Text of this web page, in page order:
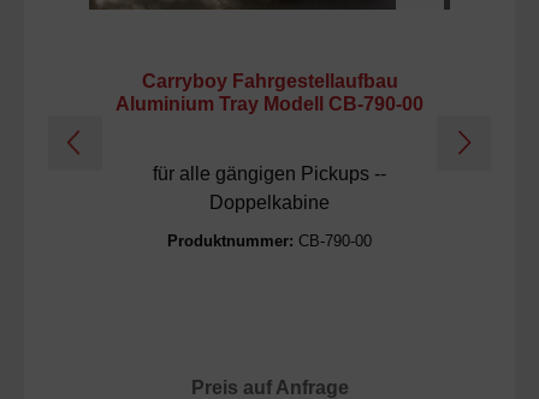
Carryboy Fahrgestellaufbau
Aluminium Tray Modell CB-790-00
für alle gängigen Pickups --
Doppelkabine
Produktnummer: CB-790-00
Preis auf Anfrage